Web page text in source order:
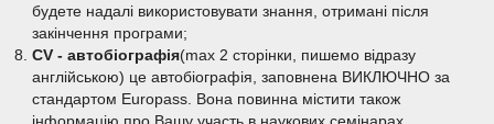
будете надалі використовувати знання, отримані після
закінчення програми;
CV - автобіографія(max 2 сторінки, пишемо відразу
англійською) це автобіографія, заповнена ВИКЛЮЧНО за
стандартом Europass. Вона повинна містити також